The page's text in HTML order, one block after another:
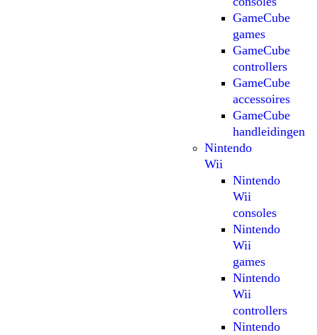
GameCube
games
GameCube
controllers
GameCube
accessoires
GameCube
handleidingen
Nintendo
Wii
Nintendo
Wii
consoles
Nintendo
Wii
games
Nintendo
Wii
controllers
Nintendo